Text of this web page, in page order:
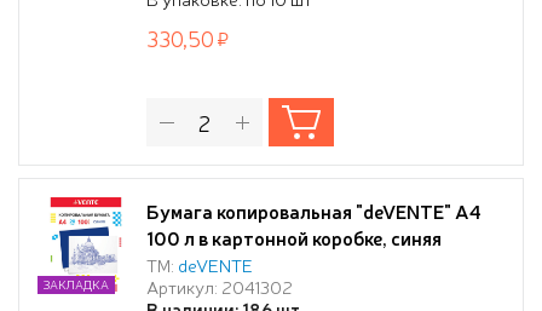
330,50
Бумага копировальная "deVENTE" A4
100 л в картонной коробке, синяя
ТМ: deVENTE
Артикул: 2041302
ЗАКЛАДКА